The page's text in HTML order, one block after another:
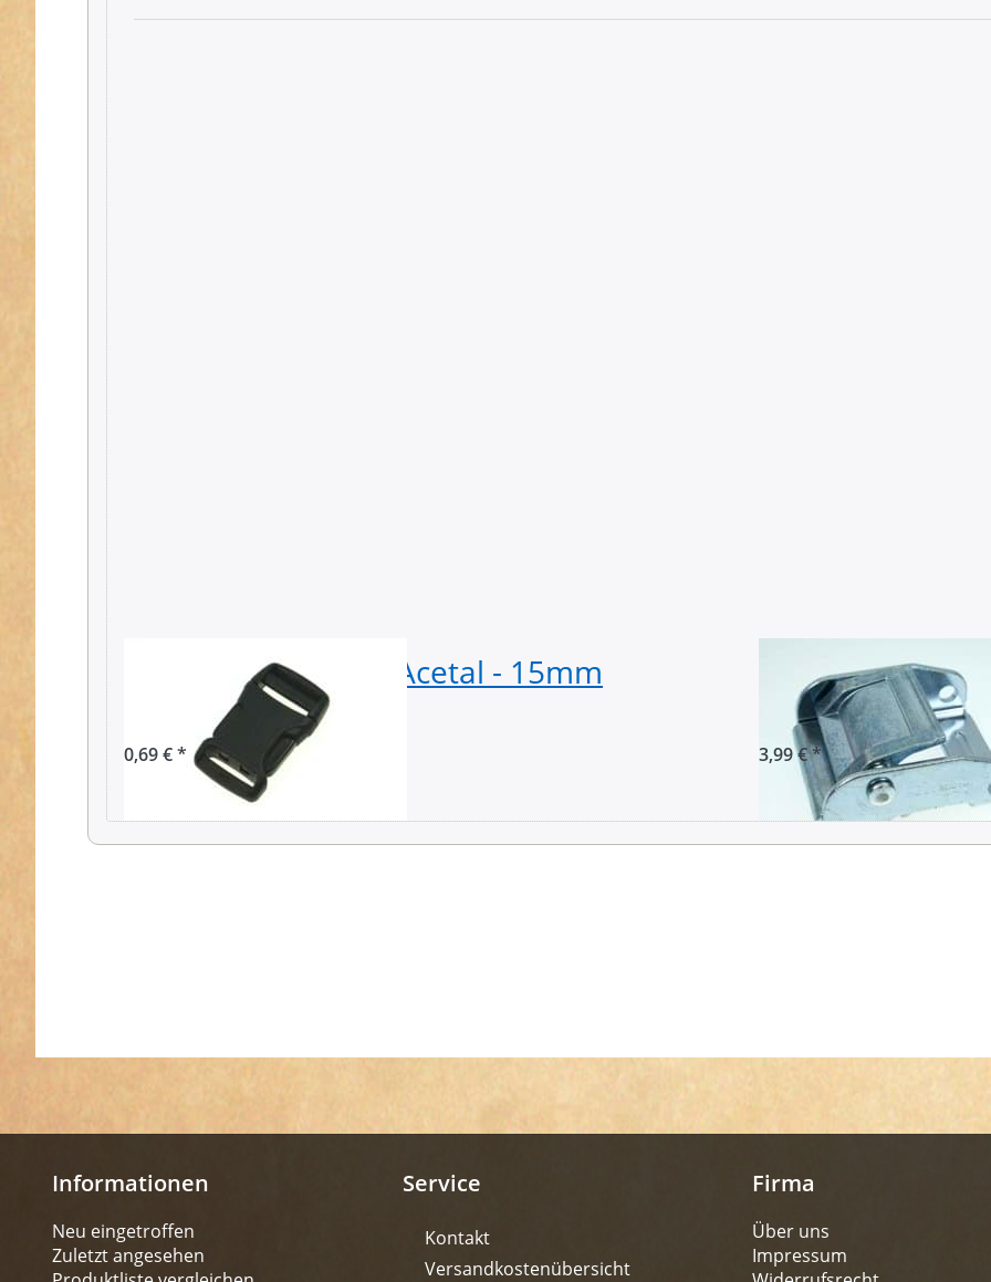
Steckschließer aus Acetal - 15mm
Durchlass - 1 Stück
0,69 € *
50mm
Tragfähigkeit -
3,99 € *
Informationen
Neu eingetroffen
Zuletzt angesehen
Service
Kontakt
Versandkostenübersicht
Firma
Über uns
Impressum